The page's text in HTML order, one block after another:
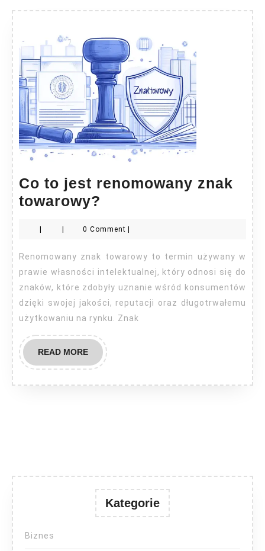
Co to jest renomowany znak
towarowy?
jest
renomowany
znak
towarowy?
0 Comment
Renomowany znak towarowy to termin używany w
prawie własności intelektualnej, który odnosi się do
znaków, które zdobyły uznanie wśród konsumentów
dzięki swojej jakości, reputacji oraz długotrwałemu
użytkowaniu na rynku. Znak
READ MOREREAD
MORE
Kategorie
Biznes